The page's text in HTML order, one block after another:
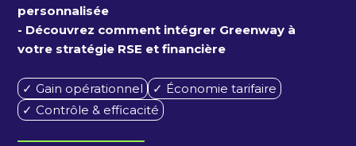
personnalisée
- Découvrez comment intégrer Greenway à
votre stratégie RSE et financière
✓ Gain opérationnel
✓ Économie tarifaire
✓ Contrôle & efficacité